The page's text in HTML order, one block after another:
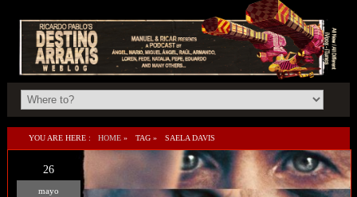
YOU ARE HERE : HOME » TAG » SAELA DAVIS
26
mayo